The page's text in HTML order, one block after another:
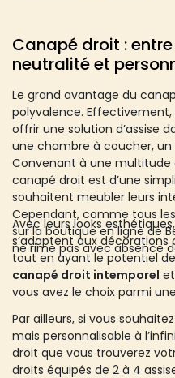
Canapé droit :
neutralité et
Le grand avantage du
polyvalence.
offrir une solution d’assise
une chambre à coucher,
Convenant à une multitude
canapé droit est d’une
souhaitent meubler leurs
Cependant, comme tous
sur la boutique en ligne de
ne rime pas avec absence
Avec leurs looks
s’adaptent aux
tout en ayant le potentiel
canapé droit intemporel et
vous avez le choix parmi
Par ailleurs, si vous
mais personnalisable à
droit que vous trouverez
droits équipés de 2 à 4